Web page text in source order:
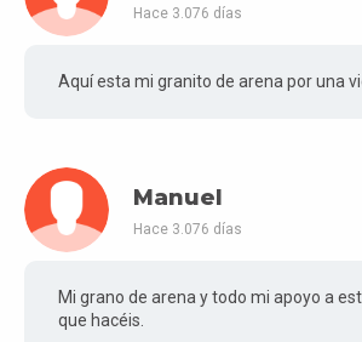
Hace 3.076 días
Aquí esta mi granito de arena por una
Manuel
Hace 3.076 días
Mi grano de arena y todo mi apoyo a
que hacéis.